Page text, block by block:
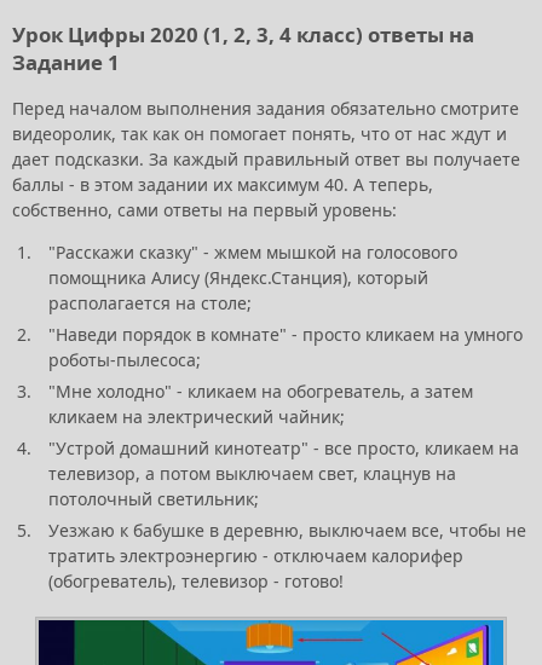
Урок Цифры 2020 (1, 2, 3, 4 класс) ответы на
Задание 1
Перед началом выполнения задания обязательно смотрите
видеоролик, так как он помогает понять, что от нас ждут и
дает подсказки. За каждый правильный ответ вы получаете
баллы - в этом задании их максимум 40. А теперь,
собственно, сами ответы на первый уровень:
"Расскажи сказку" - жмем мышкой на голосового
помощника Алису (Яндекс.Станция), который
располагается на столе;
"Наведи порядок в комнате" - просто кликаем на умного
роботы-пылесоса;
"Мне холодно" - кликаем на обогреватель, а затем
кликаем на электрический чайник;
"Устрой домашний кинотеатр" - все просто, кликаем на
телевизор, а потом выключаем свет, клацнув на
потолочный светильник;
Уезжаю к бабушке в деревню, выключаем все, чтобы не
тратить электроэнергию - отключаем калорифер
(обогреватель), телевизор - готово!